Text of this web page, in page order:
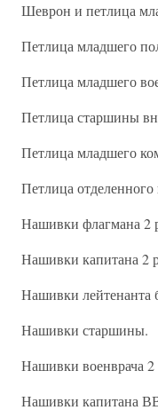
Шеврон и петлица
Петлица младшего
Петлица младшего
Петлица старшины
Петлица младшего
Петлица отделенного
Нашивки флагмана 2
Нашивки капитана 2
Нашивки лейтенанта
Нашивки старшины.
Нашивки военврача 2
Нашивки капитана